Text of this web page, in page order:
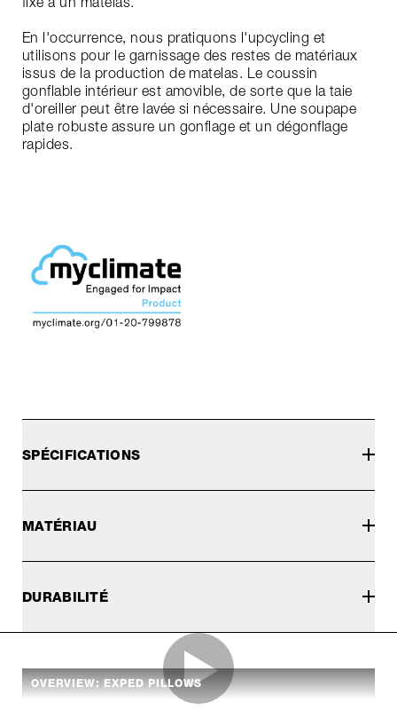
En l'occurrence, nous pratiquons l'upcycling et
utilisons pour le garnissage des restes de matériaux
issus de la production de matelas. Le coussin
gonflable intérieur est amovible, de sorte que la taie
d'oreiller peut être lavée si nécessaire. Une soupape
plate robuste assure un gonflage et un dégonflage
rapides.
SPÉCIFICATIONS
MATÉRIAU
DURABILITÉ
OVERVIEW: EXPED PILLOWS